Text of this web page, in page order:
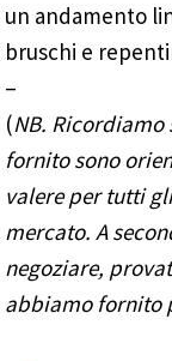
un andamento
bruschi e
–
(NB.
fornito sono
valere per tutti
mercato. A
negoziare,
abbiamo fornito